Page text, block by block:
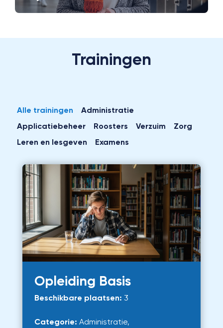
Trainingen
Alle trainingen
Administratie
Applicatiebeheer
Roosters Verzuim
Zorg
Leren en lesgeven
Examens
Opleiding Basis
Beschikbare plaatsen: 3
Categorie: Administratie,